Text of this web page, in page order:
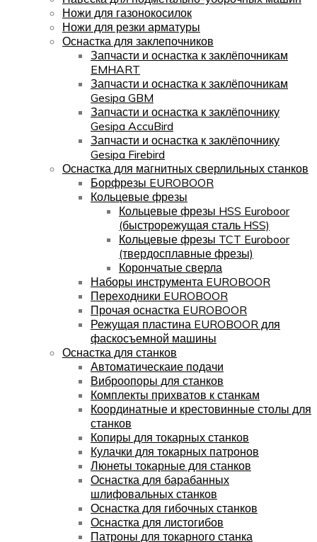
Ножи для газонокосилок
Ножи для резки арматуры
Оснастка для заклепочников
Запчасти и оснастка к заклёпочникам
EMHART
Запчасти и оснастка к заклёпочникам
Gesipa GBM
Запчасти и оснастка к заклёпочнику
Gesipa AccuBird
Запчасти и оснастка к заклёпочнику
Gesipa Firebird
Оснастка для магнитных сверлильных станков
Борфрезы EUROBOOR
Кольцевые фрезы
Кольцевые фрезы HSS Euroboor
(быстрорежущая сталь HSS)
Кольцевые фрезы TCT Euroboor
(твердосплавные фрезы)
Корончатые сверла
Наборы инструмента EUROBOOR
Переходники EUROBOOR
Прочая оснастка EUROBOOR
Режущая пластина EUROBOOR для
фаскосъемной машины
Оснастка для станков
Автоматическаие подачи
Виброопоры для станков
Комплекты прихватов к станкам
Координатные и крестовинные столы для
станков
Копиры для токарных станков
Кулачки для токарных патронов
Люнеты токарные для станков
Оснастка для барабанных
шлифовальных станков
Оснастка для гибочных станков
Оснастка для листогибов
Патроны для токарного станка